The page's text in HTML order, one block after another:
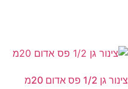
צינור גן 1/2 פס אדום 20מ